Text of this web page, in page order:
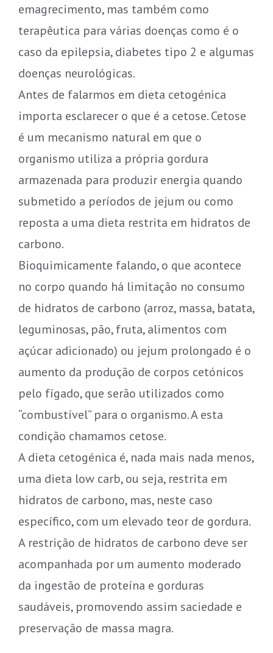
emagrecimento, mas também como
terapêutica para várias doenças como é o
caso da epilepsia, diabetes tipo 2 e algumas
doenças neurológicas.
Antes de falarmos em dieta cetogénica
importa esclarecer o que é a cetose. Cetose
é um mecanismo natural em que o
organismo utiliza a própria gordura
armazenada para produzir energia quando
submetido a períodos de jejum ou como
reposta a uma dieta restrita em hidratos de
carbono.
Bioquimicamente falando, o que acontece
no corpo quando há limitação no consumo
de hidratos de carbono (arroz, massa, batata,
leguminosas, pão, fruta, alimentos com
açúcar adicionado) ou jejum prolongado é o
aumento da produção de corpos cetónicos
pelo fígado, que serão utilizados como
“combustível” para o organismo. A esta
condição chamamos cetose.
A dieta cetogénica é, nada mais nada menos,
uma dieta low carb, ou seja, restrita em
hidratos de carbono, mas, neste caso
específico, com um elevado teor de gordura.
A restrição de hidratos de carbono deve ser
acompanhada por um aumento moderado
da ingestão de proteína e gorduras
saudáveis, promovendo assim saciedade e
preservação de massa magra.